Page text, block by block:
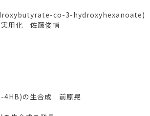
co-3-hydroxyhexanoate)
実用化 佐藤俊輔
の生合成 前原晃